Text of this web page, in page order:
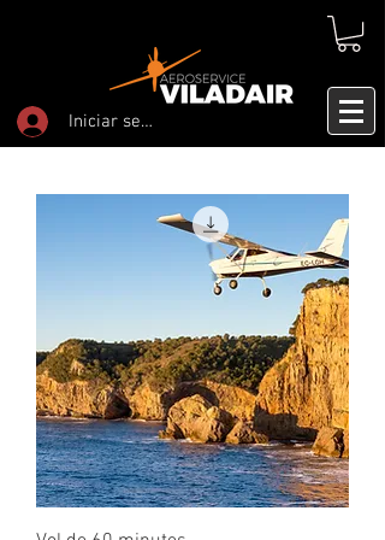
Iniciar sesión